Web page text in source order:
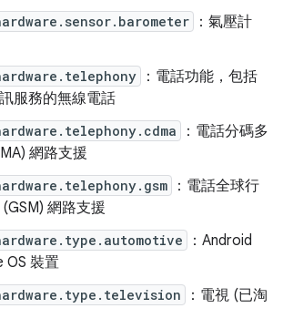
：氣壓計
：電話功能，包括
服務的無線電話
：電話分碼多
網路支援
：電話全球行
網路支援
：Android
OS 裝置
：電視 (已淘